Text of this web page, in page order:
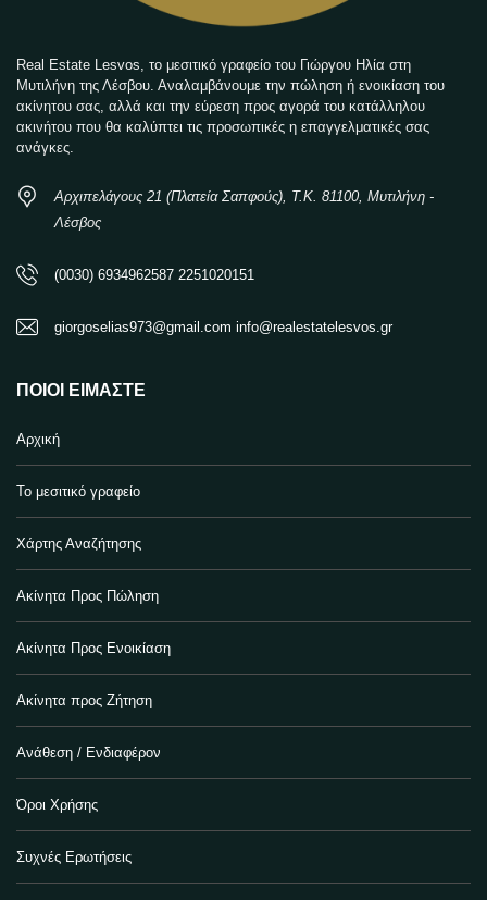
Real Estate Lesvos, το μεσιτικό γραφείο του Γιώργου Ηλία στη
Μυτιλήνη της Λέσβου. Αναλαμβάνουμε την πώληση ή ενοικίαση του
ακίνητου σας, αλλά και την εύρεση προς αγορά του κατάλληλου
ακινήτου που θα καλύπτει τις προσωπικές η επαγγελματικές σας
ανάγκες.
Αρχιπελάγους 21 (Πλατεία Σαπφούς), Τ.Κ. 81100, Μυτιλήνη -
Λέσβος
(0030) 6934962587 2251020151
giorgoselias973@gmail.com info@realestatelesvos.gr
ΠΟΙΟΙ ΕΊΜΑΣΤΕ
Αρχική
Το μεσιτικό γραφείο
Χάρτης Αναζήτησης
Ακίνητα Προς Πώληση
Ακίνητα Προς Ενοικίαση
Ακίνητα προς Ζήτηση
Ανάθεση / Ενδιαφέρον
Όροι Χρήσης
Συχνές Ερωτήσεις